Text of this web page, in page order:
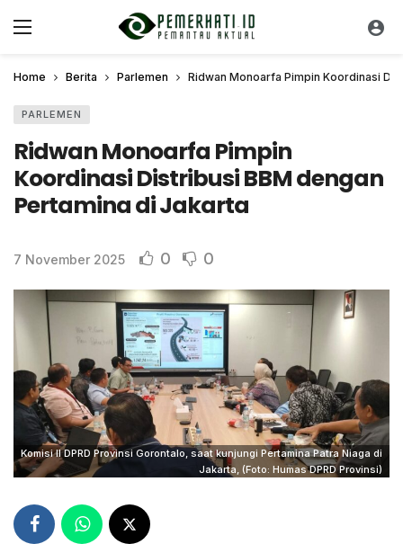
Home Berita Parlemen Ridwan Monoarfa Pimpin Koordinasi
PARLEMEN
Ridwan Monoarfa Pimpin
Koordinasi Distribusi BBM dengan
Pertamina di Jakarta
7 November 2025 0 0
Komisi II DPRD Provinsi Gorontalo, saat kunjungi Pertamina Patra Niaga di
Jakarta, (Foto: Humas DPRD Provinsi)